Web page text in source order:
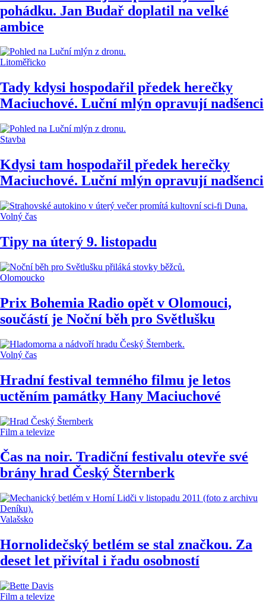
pohádku. Jan Budař doplatil na velké
ambice
Litoměřicko
Tady kdysi hospodařil předek herečky
Maciuchové. Luční mlýn opravují nadšenci
Stavba
Kdysi tam hospodařil předek herečky
Maciuchové. Luční mlýn opravují nadšenci
Volný čas
Tipy na úterý 9. listopadu
Olomoucko
Prix Bohemia Radio opět v Olomouci,
součástí je Noční běh pro Světlušku
Volný čas
Hradní festival temného filmu je letos
uctěním památky Hany Maciuchové
Film a televize
Čas na noir. Tradiční festivalu otevře své
brány hrad Český Šternberk
Valašsko
Hornolidečský betlém se stal značkou. Za
deset let přivítal i řadu osobností
Film a televize